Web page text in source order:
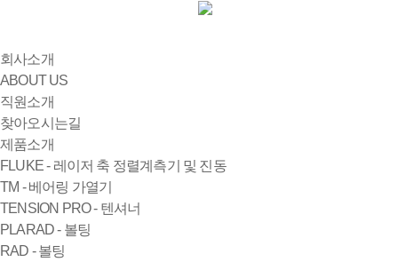
회사소개
ABOUT US
직원소개
찾아오시는길
제품소개
FLUKE - 레이저 축 정렬계측기 및 진동
TM - 베어링 가열기
TENSION PRO - 텐셔너
PLARAD - 볼팅
RAD - 볼팅